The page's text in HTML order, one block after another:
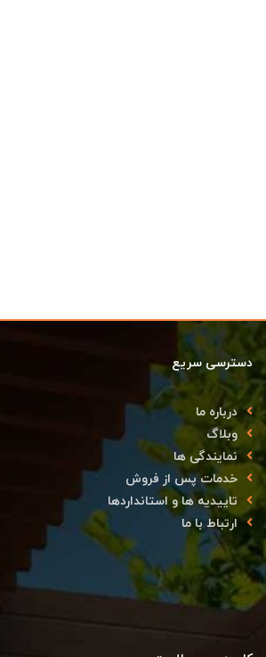
دسترسی سریع
درباره ما
وبلاگ
نمایندگی ها
خدمات پس از فروش
تاییدیه ها و استانداردها
ارتباط با ما